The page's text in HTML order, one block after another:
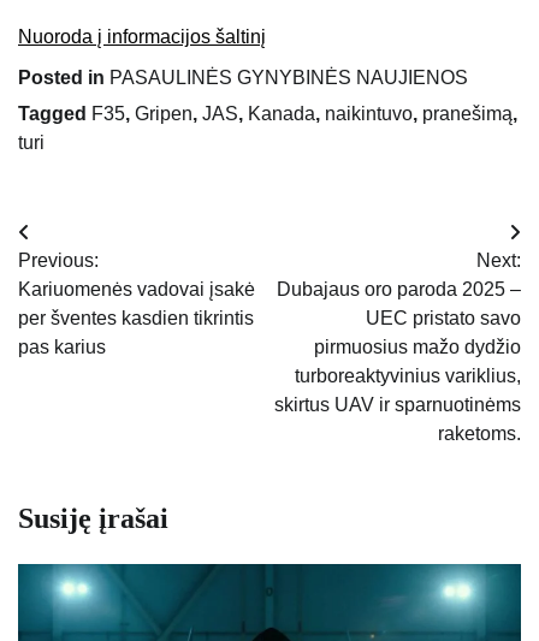
Nuoroda į informacijos šaltinį
Posted in PASAULINĖS GYNYBINĖS NAUJIENOS
Tagged F35, Gripen, JAS, Kanada, naikintuvo, pranešimą,
turi
Navigacija
tarp
įrašų
Previous:
Kariuomenės vadovai įsakė
per šventes kasdien tikrintis
pas karius
Next:
Dubajaus oro paroda 2025 –
UEC pristato savo
pirmuosius mažo dydžio
turboreaktyvinius variklius,
skirtus UAV ir sparnuotinėms
raketoms.
Susiję įrašai